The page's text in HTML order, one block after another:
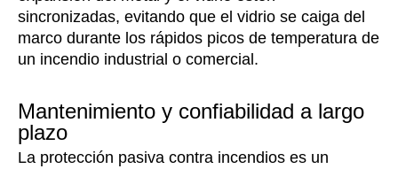
sincronizadas, evitando que el vidrio se caiga del
marco durante los rápidos picos de temperatura de
un incendio industrial o comercial.
Mantenimiento y confiabilidad a largo
plazo
La protección pasiva contra incendios es un